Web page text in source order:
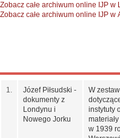
Zobacz całe archiwum online IJP w
Zobacz całe archiwum online IJP w
1.
Józef Piłsudski -
dokumenty z
Londynu i
Nowego Jorku
W
instytuty
w 1939